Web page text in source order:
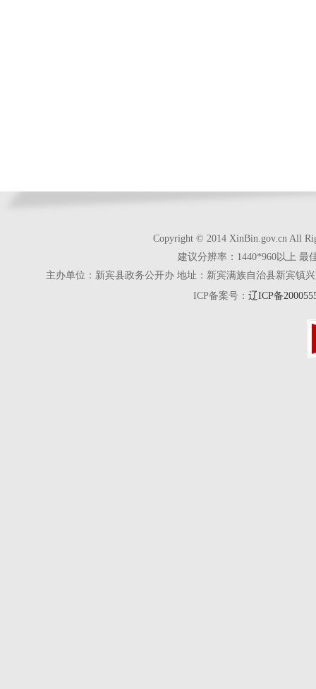
Copyright © 2014 XinBin.gov.cn All
建议分辨率：1440*960以上 最
主办单位：新宾县政务公开办 地址：新宾满族自治县新宾镇
ICP备案号： 辽ICP备